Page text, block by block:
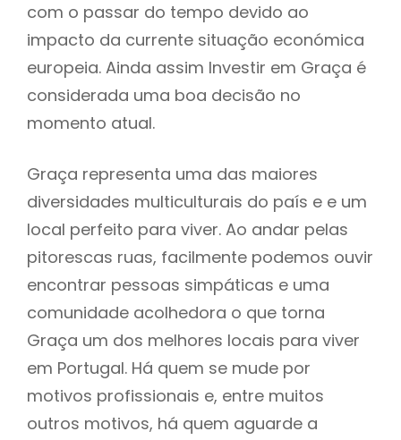
com o passar do tempo devido ao
impacto da currente situação económica
europeia. Ainda assim Investir em Graça é
considerada uma boa decisão no
momento atual.
Graça representa uma das maiores
diversidades multiculturais do país e e um
local perfeito para viver. Ao andar pelas
pitorescas ruas, facilmente podemos ouvir
encontrar pessoas simpáticas e uma
comunidade acolhedora o que torna
Graça um dos melhores locais para viver
em Portugal. Há quem se mude por
motivos profissionais e, entre muitos
outros motivos, há quem aguarde a